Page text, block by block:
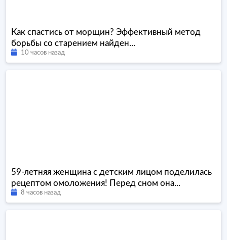
Как спастись от морщин? Эффективный метод
борьбы со старением найден...
10 часов назад
59-летняя женщина с детским лицом поделилась
рецептом омоложения! Перед сном она...
8 часов назад